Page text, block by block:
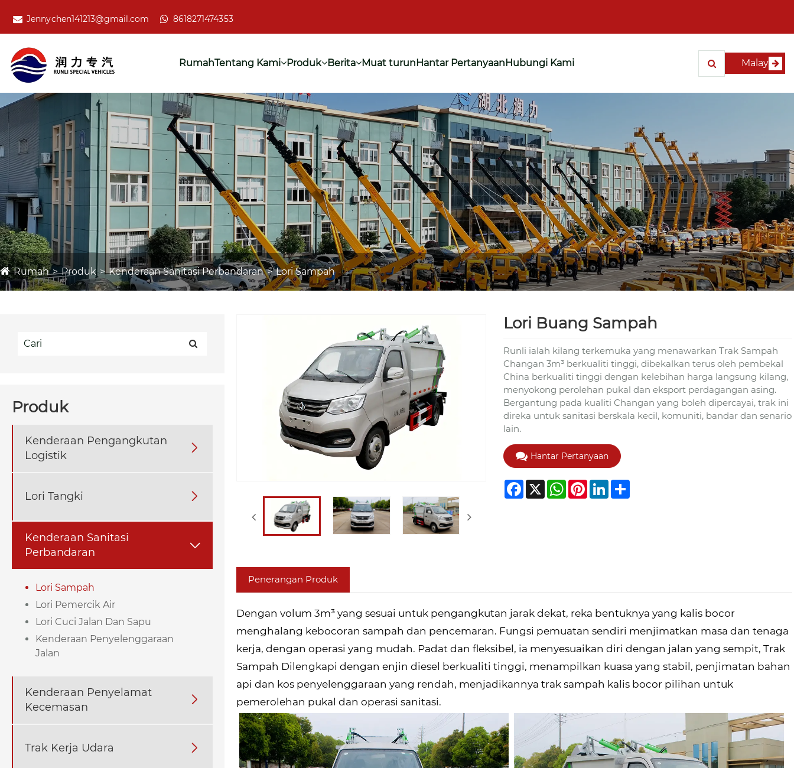
Jennychen141213@gmail.com 8618271474353
RumahTentang Kami Produk Berita Muat turunHantar PertanyaanHubungi Kami Malay
Rumah Produk Kenderaan Sanitasi Perbandaran Lori Sampah
Produk
Kenderaan Pengangkutan
Logistik

Lori Tangki 
Kenderaan Sanitasi
Perbandaran

Lori Sampah
Lori Pemercik Air
Lori Cuci Jalan Dan Sapu
Kenderaan Penyelenggaraan
Jalan
Kenderaan Penyelamat
Kecemasan

Trak Kerja Udara 
Lori Buang Sampah
Runli ialah kilang terkemuka yang menawarkan Trak Sampah
Changan 3m³ berkualiti tinggi, dibekalkan terus oleh pembekal
China berkualiti tinggi dengan kelebihan harga langsung kilang,
menyokong perolehan pukal dan eksport perdagangan asing.
Bergantung pada kualiti Changan yang boleh dipercayai, trak ini
direka untuk sanitasi berskala kecil, komuniti, bandar dan senario
lain.
Hantar Pertanyaan
Facebook
X WhatsApp
PinterestLinkedIn
Share
Penerangan Produk
Dengan volum 3m³ yang sesuai untuk pengangkutan jarak dekat, reka bentuknya yang kalis bocor
menghalang kebocoran sampah dan pencemaran. Fungsi pemuatan sendiri menjimatkan masa dan tenaga
kerja, dengan operasi yang mudah. Padat dan fleksibel, ia menyesuaikan diri dengan jalan yang sempit, Trak
Sampah Dilengkapi dengan enjin diesel berkualiti tinggi, menampilkan kuasa yang stabil, penjimatan bahan
api dan kos penyelenggaraan yang rendah, menjadikannya trak sampah kalis bocor pilihan untuk
pemerolehan pukal dan operasi sanitasi.